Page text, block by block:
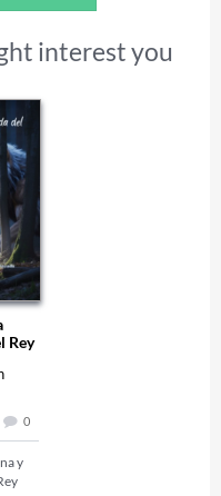
interest you
Rey
0
y